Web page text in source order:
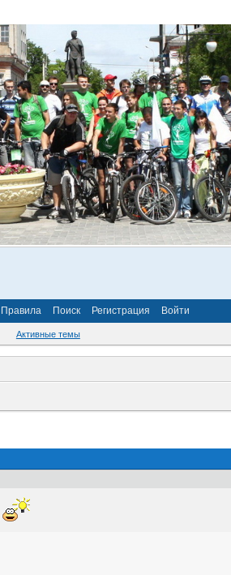
Правила Поиск Регистрация Войти
Активные темы